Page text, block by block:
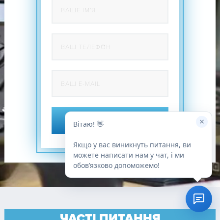
Вітаю! 👋
Якщо у вас виникнуть питання, ви
можете написати нам у чат, і ми
обовʼязково допоможемо!
×
СТАТИ ПАРТНЕРОМ